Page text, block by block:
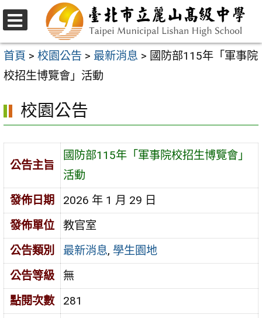
跳
至
主
要
容
區
選
單
首頁 > 校園公告 > 最新消息 > 國防部115年「軍事院
校招生博覽會」活動
校園公告
公告主旨
國防部115年「軍事院校招生博覽會」
活動
發佈日期
2026 年 1 月 29 日
發佈單位
教官室
公告類別
最新消息, 學生園地
公告等級
無
點閱次數
281